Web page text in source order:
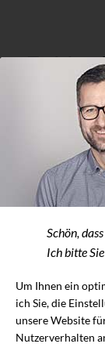
Die
Jahrzehnten
aus
was man
Kleinsträume
Bäder von
verwinden,
dienen als
das Einstellen
Schön,
Ich bitte
Um Ihnen ein
ich Sie, die
unsere Website
Nutzerverhalten